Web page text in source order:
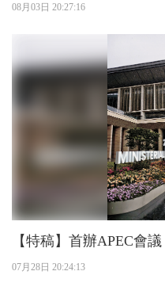
08月03日 20:27:16
07月28日 20:24:13